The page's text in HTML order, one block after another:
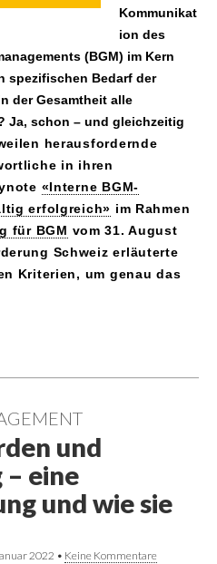
Kommunikat
ion des
(BGM) im Kern
spezifischen Bedarf der
der Gesamtheit alle
Ja, schon – und gleichzeitig
herausfordernde
in ihren
«Interne BGM-
erfolgreich» im Rahmen
für BGM vom 31. August
Schweiz erläuterte
Kriterien, um genau das
und
eine
und wie sie
2022 • Keine Kommentare